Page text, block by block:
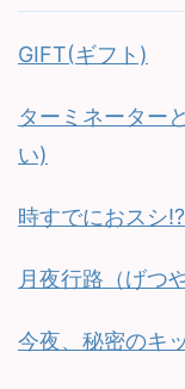
GIFT(ギフト)
ターミネーター
い)
時すでにおスシ!?
月夜行路（げ
今夜、秘密のキ